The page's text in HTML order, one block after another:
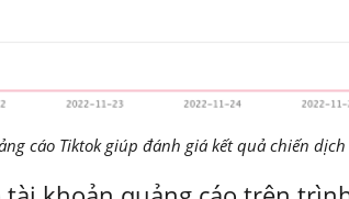
cáo Tiktok giúp đánh giá kết quả chiến